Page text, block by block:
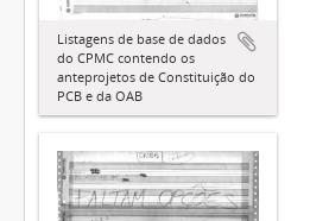
Listagens de base de dados
do CPMC contendo os
anteprojetos de Constituição do
PCB e da OAB